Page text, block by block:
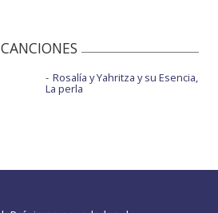
CANCIONES
Rosalía y Yahritza y su Esencia,
La perla